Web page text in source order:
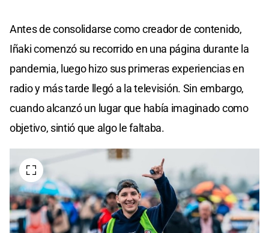
Antes de consolidarse como creador de contenido,
Iñaki comenzó su recorrido en una página durante la
pandemia, luego hizo sus primeras experiencias en
radio y más tarde llegó a la televisión. Sin embargo,
cuando alcanzó un lugar que había imaginado como
objetivo, sintió que algo le faltaba.